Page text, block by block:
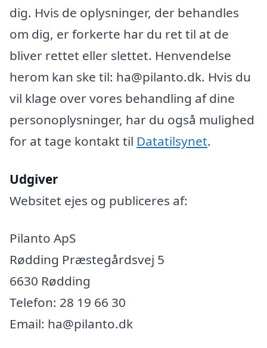
dig. Hvis de oplysninger, der behandles
om dig, er forkerte har du ret til at de
bliver rettet eller slettet. Henvendelse
herom kan ske til: ha@pilanto.dk. Hvis du
vil klage over vores behandling af dine
personoplysninger, har du også mulighed
for at tage kontakt til Datatilsynet.
Udgiver
Websitet ejes og publiceres af:
Pilanto ApS
Rødding Præstegårdsvej 5
6630 Rødding
Telefon: 28 19 66 30
Email: ha@pilanto.dk